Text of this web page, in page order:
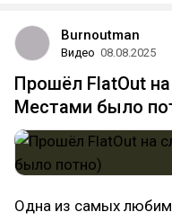
Burnoutman
Видео 08.08.2025
Прошёл FlatOut
Местами было
Одна из самых